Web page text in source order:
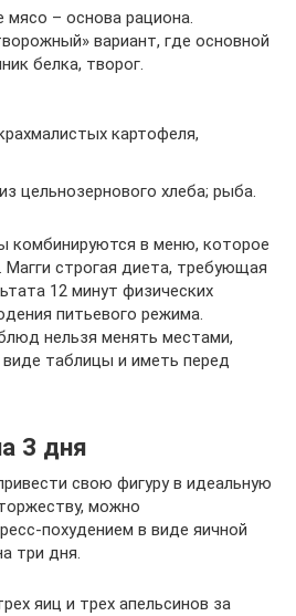
мясо – основа рациона.
вариант, где основной
белка, творог.
картофеля,
цельнозернового хлеба; рыба.
комбинируются в меню, которое
Магги строгая диета, требующая
12 минут физических
питьевого режима.
нельзя менять местами,
таблицы и иметь перед
3 дня
свою фигуру в идеальную
можно
похудением в виде яичной
три дня.
яиц и трех апельсинов за